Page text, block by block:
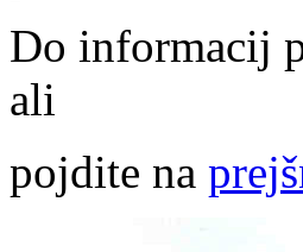
Do informacij
ali
pojdite na